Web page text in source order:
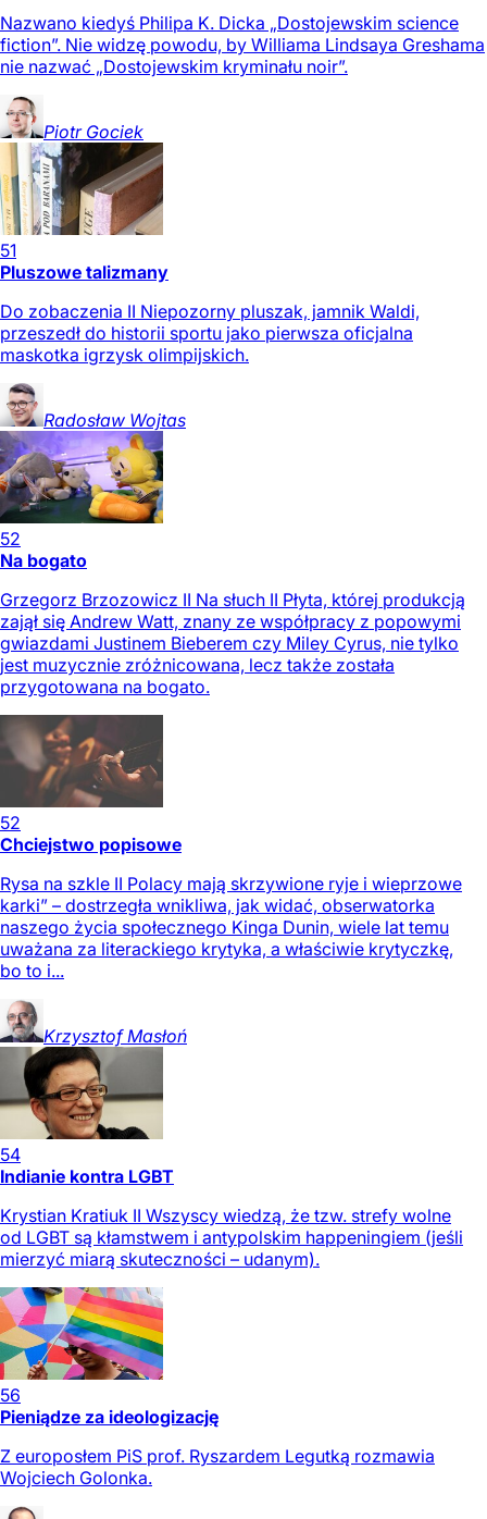
Nazwano kiedyś Philipa K. Dicka „Dostojewskim science
fiction”. Nie widzę powodu, by Williama Lindsaya Greshama
nie nazwać „Dostojewskim kryminału noir”.
Piotr Gociek
51
Pluszowe talizmany
Do zobaczenia II Niepozorny pluszak, jamnik Waldi,
przeszedł do historii sportu jako pierwsza oficjalna
maskotka igrzysk olimpijskich.
Radosław Wojtas
52
Na bogato
Grzegorz Brzozowicz II Na słuch II Płyta, której produkcją
zajął się Andrew Watt, znany ze współpracy z popowymi
gwiazdami Justinem Bieberem czy Miley Cyrus, nie tylko
jest muzycznie zróżnicowana, lecz także została
przygotowana na bogato.
52
Chciejstwo popisowe
Rysa na szkle II Polacy mają skrzywione ryje i wieprzowe
karki” – dostrzegła wnikliwa, jak widać, obserwatorka
naszego życia społecznego Kinga Dunin, wiele lat temu
uważana za literackiego krytyka, a właściwie krytyczkę,
bo to i...
Krzysztof Masłoń
54
Indianie kontra LGBT
Krystian Kratiuk II Wszyscy wiedzą, że tzw. strefy wolne
od LGBT są kłamstwem i antypolskim happeningiem (jeśli
mierzyć miarą skuteczności – udanym).
56
Pieniądze za ideologizację
Z europosłem PiS prof. Ryszardem Legutką rozmawia
Wojciech Golonka.